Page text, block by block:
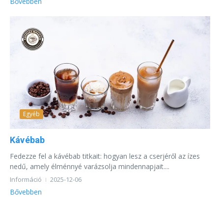
Egyéb
Kávébab
Fedezze fel a kávébab titkait: hogyan lesz a cserjéről az ízes
nedű, amely élménnyé varázsolja mindennapjait....
Információ 2025-12-06
Bővebben